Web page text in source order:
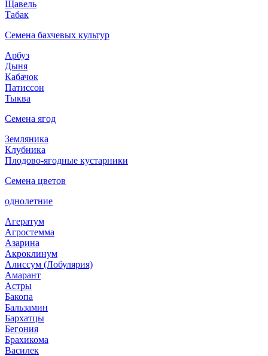
Щавель
Табак
Семена бахчевых культур
Арбуз
Дыня
Кабачок
Патиссон
Тыква
Семена ягод
Земляника
Клубника
Плодово-ягодные кустарники
Семена цветов
однолетние
Агератум
Агростемма
Азарина
Акроклинум
Алиссум (Лобулярия)
Амарант
Астры
Бакопа
Бальзамин
Бархатцы
Бегония
Брахикома
Василек